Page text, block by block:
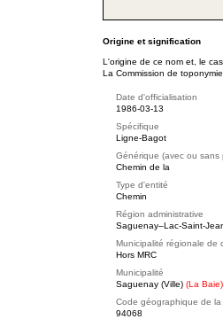
Origine et signification
L'origine de ce nom et, le
La Commission de
Date d'officialisation
1986-03-13
Spécifique
Ligne-Bagot
Générique (avec ou sans
Chemin de la
Type d'entité
Chemin
Région administrative
Saguenay–Lac-Saint-
Municipalité régionale de
Hors MRC
Municipalité
Saguenay (Ville) (La Baie)
Code géographique de la
94068